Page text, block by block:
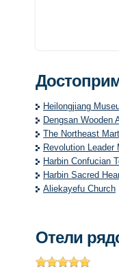
Heilongjiang
Dengsan Wooden
The Northeast
Revolution Leader
Harbin Confucian
Harbin Sacred
Aliekayefu Church
Отели